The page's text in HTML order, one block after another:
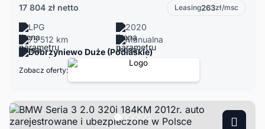
17 804 zł netto
Leasing263zł/msc
LPG
2020
75 512 km
Manualna
Dobrzyniewo Duże (Podlaskie)
Zobacz oferty: